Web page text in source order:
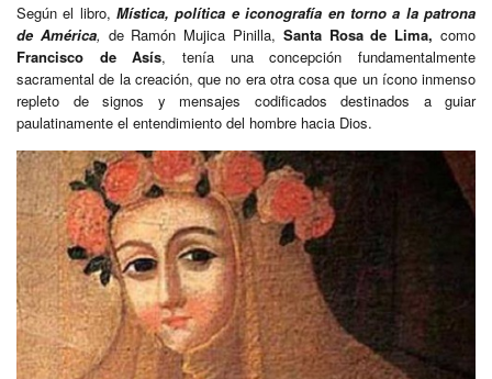
Según el libro,Mística, política e iconografía en torno a la patrona
de América, de Ramón Mujica Pinilla, Santa Rosa de Lima,como
Francisco de Asís, tenía una concepción fundamentalmente
sacramental de la creación, que no era otra cosa que un ícono inmenso
repleto de signos y mensajes codificados destinados a guiar
paulatinamente el entendimiento del hombre hacia Dios.